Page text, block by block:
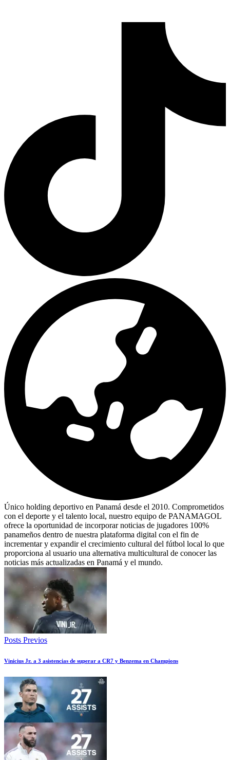
Único holding deportivo en Panamá desde el 2010. Comprometidos
con el deporte y el talento local, nuestro equipo de PANAMAGOL
ofrece la oportunidad de incorporar noticias de jugadores 100%
panameños dentro de nuestra plataforma digital con el fin de
incrementar y expandir el crecimiento cultural del fútbol local lo que
proporciona al usuario una alternativa multicultural de conocer las
noticias más actualizadas en Panamá y el mundo.
Posts Previos
Vinicius Jr. a 3 asistencias de superar a CR7 y Benzema en Champions